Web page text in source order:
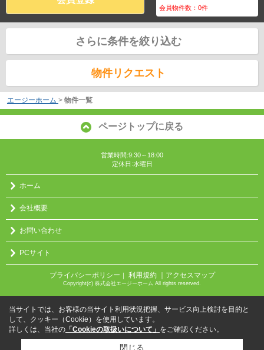
会員物件数：0件
さらに条件を絞り込む
物件リクエスト
エージーホーム > 物件一覧
ページトップに戻る
営業時間:9:30～18:00
定休日:水曜日
ホーム
会社概要
お問い合わせ
PCサイト
プライバシーポリシー ｜ 利用規約 ｜アクセスマップ
Copyright(c) 株式会社エージーホーム All rights reserved.
当サイトでは、お客様の当サイト利用状況把握、サービス向上検討を目的と
して、クッキー（Cookie）を使用しています。
詳しくは、当社の 「Cookieの取扱いについて」 をご確認ください。
閉じる